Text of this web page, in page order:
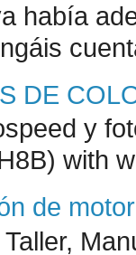
había
DE
y
with
de
Taller,